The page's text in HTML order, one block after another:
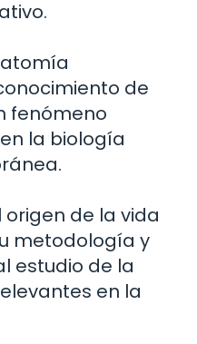
de
fenómeno
la biología
origen de la vida
metodología y
estudio de la
en la